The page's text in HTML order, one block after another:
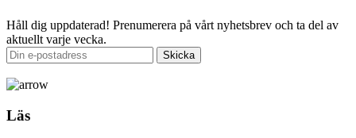
Håll dig uppdaterad! Prenumerera på vårt nyhetsbrev och ta del av
aktuellt varje vecka.
Läs